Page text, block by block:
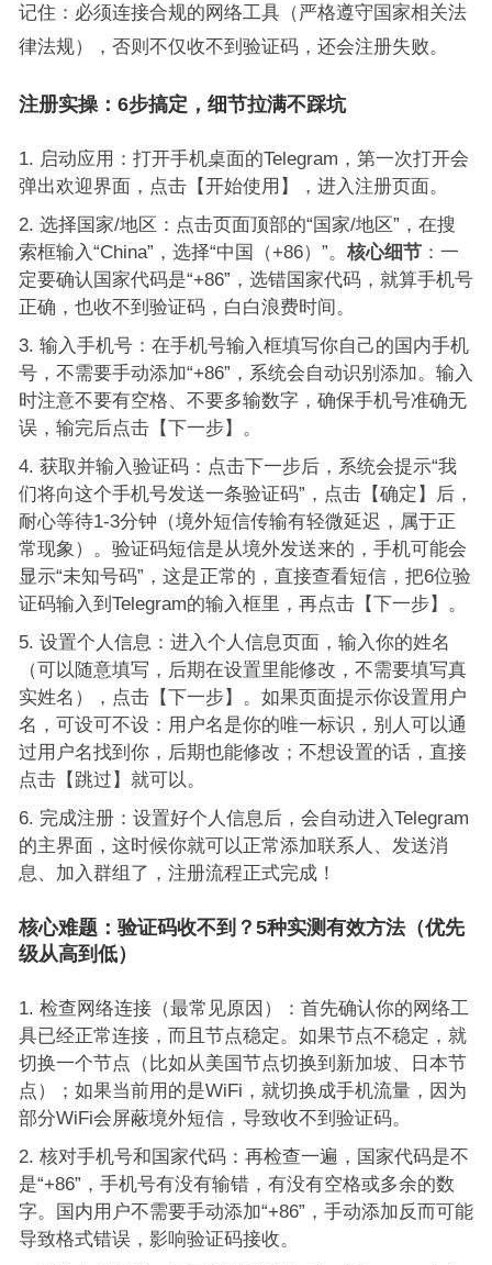
记住：必须连接合规的网络工具（严格遵守国家相关法
律法规），否则不仅收不到验证码，还会注册失败。
注册实操：6步搞定，细节拉满不踩坑
启动应用：打开手机桌面的Telegram，第一次打开会
弹出欢迎界面，点击【开始使用】，进入注册页面。
选择国家/地区：点击页面顶部的“国家/地区”，在搜
索框输入“China”，选择“中国（+86）”。 核心细节：一
定要确认国家代码是“+86”，选错国家代码，就算手机号
正确，也收不到验证码，白白浪费时间。
输入手机号：在手机号输入框填写你自己的国内手机
号，不需要手动添加“+86”，系统会自动识别添加。输入
时注意不要有空格、不要多输数字，确保手机号准确无
误，输完后点击【下一步】。
获取并输入验证码：点击下一步后，系统会提示“我
们将向这个手机号发送一条验证码”，点击【确定】后，
耐心等待1-3分钟（境外短信传输有轻微延迟，属于正
常现象）。验证码短信是从境外发送来的，手机可能会
显示“未知号码”，这是正常的，直接查看短信，把6位验
证码输入到Telegram的输入框里，再点击【下一步】。
设置个人信息：进入个人信息页面，输入你的姓名
（可以随意填写，后期在设置里能修改，不需要填写真
实姓名），点击【下一步】。如果页面提示你设置用户
名，可设可不设：用户名是你的唯一标识，别人可以通
过用户名找到你，后期也能修改；不想设置的话，直接
点击【跳过】就可以。
完成注册：设置好个人信息后，会自动进入Telegram
的主界面，这时候你就可以正常添加联系人、发送消
息、加入群组了，注册流程正式完成！
核心难题：验证码收不到？5种实测有效方法（优先
级从高到低）
检查网络连接（最常见原因）：首先确认你的网络工
具已经正常连接，而且节点稳定。如果节点不稳定，就
切换一个节点（比如从美国节点切换到新加坡、日本节
点）；如果当前用的是WiFi，就切换成手机流量，因为
部分WiFi会屏蔽境外短信，导致收不到验证码。
核对手机号和国家代码：再检查一遍，国家代码是不
是“+86”，手机号有没有输错，有没有空格或多余的数
字。国内用户不需要手动添加“+86”，手动添加反而可能
导致格式错误，影响验证码接收。